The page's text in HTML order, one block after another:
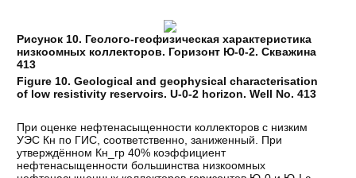
Рисунок 10. Геолого-геофизическая характеристика
низкоомных коллекторов. Горизонт Ю-0-2. Скважина
413
Figure 10. Geological and geophysical characterisation
of low resistivity reservoirs.U-0-2 horizon. Well No. 413
При оценке нефтенасыщенности коллекторов с низким
УЭС Кн по ГИС, соответственно, заниженный. При
утверждённом Кн_гр 40% коэффициент
нефтенасыщенности большинства низкоомных